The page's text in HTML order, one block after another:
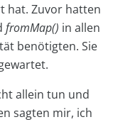
hat. Zuvor hatten
fromMap() in allen
benötigten. Sie
allein tun und
sagten mir, ich